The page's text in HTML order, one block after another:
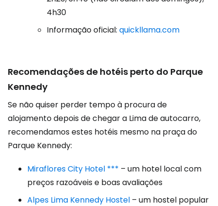
4h30
Informação oficial: quickllama.com
Recomendações de hotéis perto do Parque
Kennedy
Se não quiser perder tempo à procura de
alojamento depois de chegar a Lima de autocarro,
recomendamos estes hotéis mesmo na praça do
Parque Kennedy:
Miraflores City Hotel *** – um hotel local com
preços razoáveis e boas avaliações
Alpes Lima Kennedy Hostel – um hostel popular